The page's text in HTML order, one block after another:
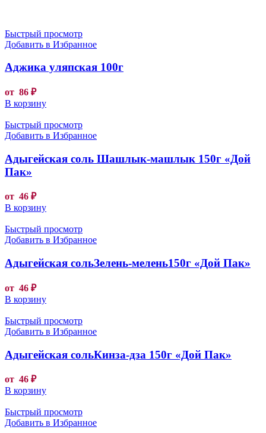
Быстрый просмотр
Добавить в Избранное
Аджика уляпская 100г
от 86 ₽
В корзину
Быстрый просмотр
Добавить в Избранное
Адыгейская соль Шашлык-машлык 150г «Дой
Пак»
от 46 ₽
В корзину
Быстрый просмотр
Добавить в Избранное
Адыгейская сольЗелень-мелень150г «Дой Пак»
от 46 ₽
В корзину
Быстрый просмотр
Добавить в Избранное
Адыгейская сольКинза-дза 150г «Дой Пак»
от 46 ₽
В корзину
Быстрый просмотр
Добавить в Избранное